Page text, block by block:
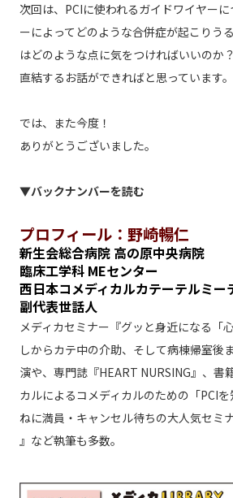
次回は、PCIに使われるガイドワイヤー
ーによってどのような合併症が起こりう
はどのような点に気をつければいいのか
直結するお話ができればと思っています。
では、また今度！
ありがとうございました。
▼バックナンバーを読む
プロフィール：野崎暢仁
新生会総合病院 高の原中央病院
臨床工学科 MEセンター
西日本コメディカルカテーテルミー
副代表世話人
メディカセミナー『グッと身近になる「
しからカテ中の介助、そして病棟帰室後
演や、専門誌『HEART NURSING』、書
カルによるコメディカルのための「PCI
ねに満員・キャンセル待ちの大人気セミ
』など執筆も多数。